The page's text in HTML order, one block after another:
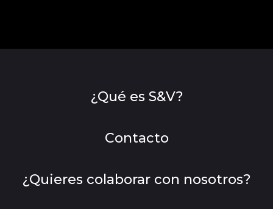
¿Qué es S&V?
Contacto
¿Quieres colaborar con nosotros?